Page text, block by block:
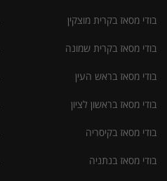
בודי מסאז בקרית מוצקין
בודי מסאז בקרית שמונה
בודי מסאז בראש העין
בודי מסאז בראשון לציון
בודי מסאז בקיסריה
בודי מסאז בנתניה